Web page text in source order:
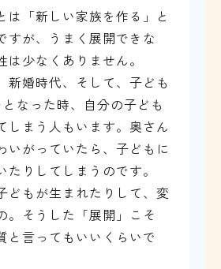
は「新しい家族を作る」と
すが、うまく展開できな
は少なくありません。
新婚時代、そして、子ども
なった時、自分の子ども
しまう人もいます。奥さん
いがっていたら、子どもに
たりしてしまうのです。
どもが生まれたりして、変
。そうした「展開」こそ
と言ってもいいくらいで